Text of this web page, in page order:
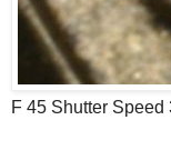
F 45 Shutter